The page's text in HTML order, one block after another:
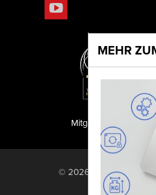
MEHR
Mitglied der TIPA
© 2026 PF Publishing
reserved.